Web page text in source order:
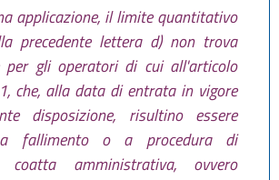
applicazione, il limite quantitativo
precedente lettera d) non trova
per gli operatori di cui all'articolo
che, alla data di entrata in vigore
disposizione, risultino essere
fallimento o a procedura di
coatta amministrativa, ovvero